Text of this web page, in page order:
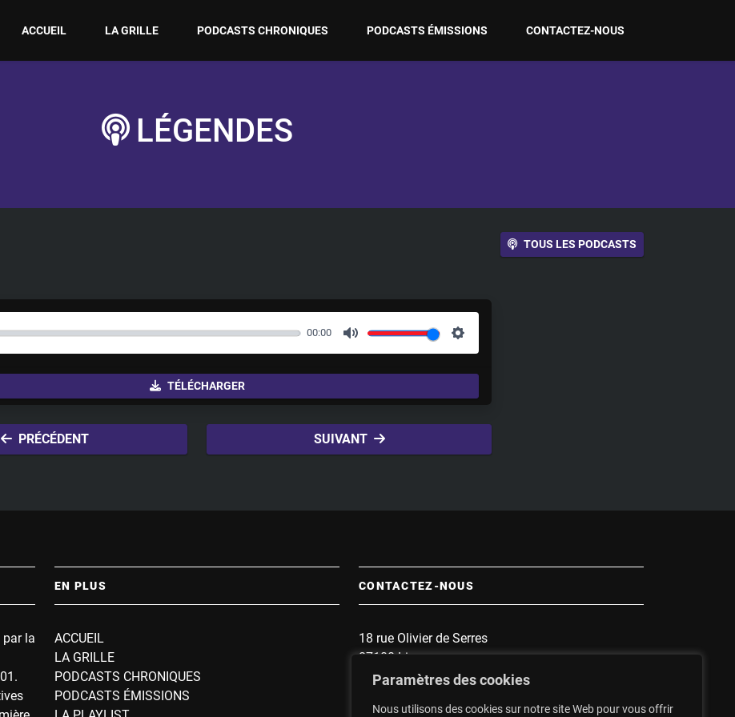
Paramètres des cookies
Nous utilisons des cookies sur notre site Web pour vous offrir
ACCUEIL LA GRILLE PODCASTS CHRONIQUES PODCASTS ÉMISSIONS CONTACTEZ-NOUS
LÉGENDES
TOUS LES PODCASTS
00:00
M
u
S
e
n
TÉLÉCHARGER
PRÉCÉDENT SUIVANT
par la
EN PLUS
ACCUEIL
LA GRILLE
PODCASTS CHRONIQUES
PODCASTS ÉMISSIONS
CONTACTEZ-NOUS
18 rue Olivier de Serres
87100 Limoges
BP :1135